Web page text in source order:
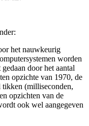
het nauwkeurig
worden
door het aantal
opzichte van 1970, de
tikken (milliseconden,
opzichten van de
ook wel aangegeven